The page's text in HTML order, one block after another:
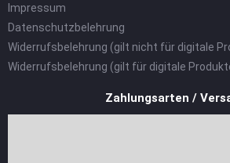
Impressum
Datenschutzbelehrung
Widerrufsbelehrung (gilt nicht für digitale
Widerrufsbelehrung (gilt für digitale
Zahlungsarten /